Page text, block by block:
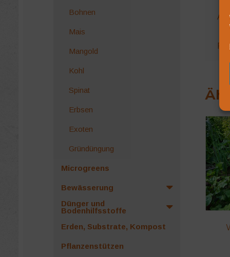
Bohnen
Mais
Mangold
Kohl
Spinat
Erbsen
Exoten
Gründüngung
Microgreens
Bewässerung
Dünger und
Bodenhilfsstoffe
Erden, Substrate, Kompost
Pflanzenstützen